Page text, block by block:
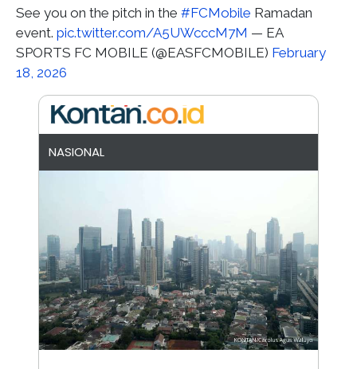
See you on the pitch in the #FCMobile Ramadan
event. pic.twitter.com/A5UWcccM7M — EA
SPORTS FC MOBILE (@EASFCMOBILE) February
18, 2026
NASIONAL